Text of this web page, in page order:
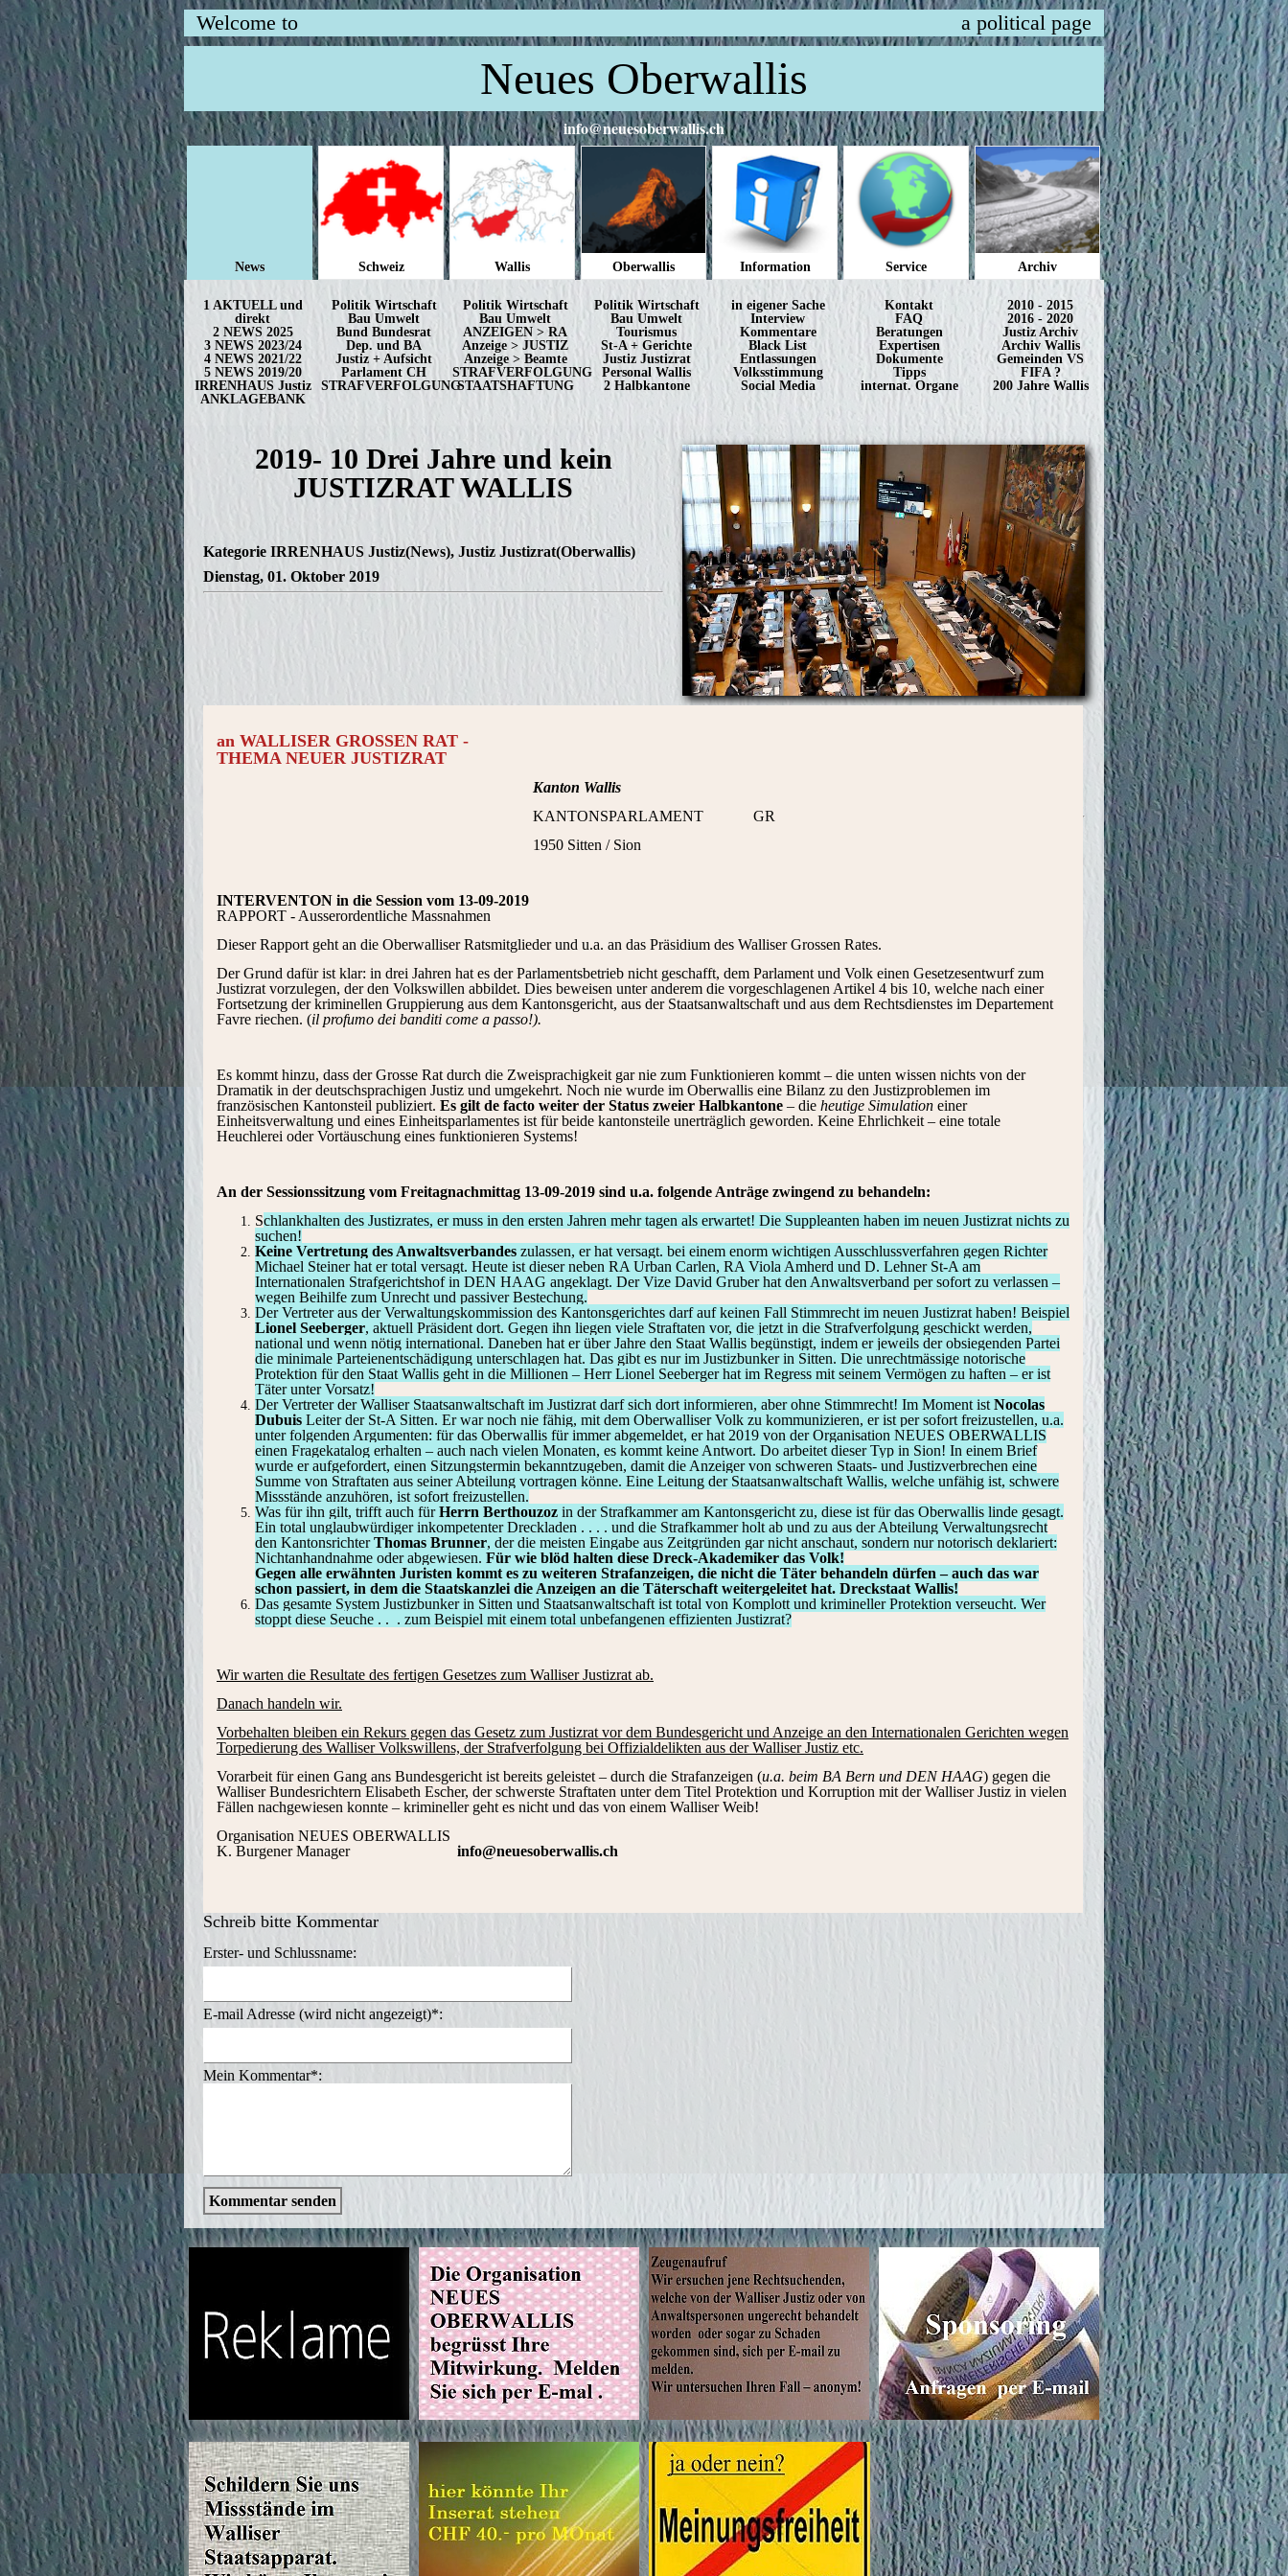
Welcome to a political page
Neues Oberwallis
info@neuesoberwallis.ch
News Schweiz Wallis Oberwallis Information Service Archiv
1 AKTUELL und
direkt
2 NEWS 2025
3 NEWS 2023/24
4 NEWS 2021/22
5 NEWS 2019/20
IRRENHAUS Justiz
ANKLAGEBANK
Politik Wirtschaft
Bau Umwelt
Bund Bundesrat
Dep. und BA
Justiz + Aufsicht
Parlament CH
STRAFVERFOLGUNG
Politik Wirtschaft
Bau Umwelt
ANZEIGEN > RA
Anzeige > JUSTIZ
Anzeige > Beamte
STRAFVERFOLGUNG
STAATSHAFTUNG
Politik Wirtschaft
Bau Umwelt
Tourismus
St-A + Gerichte
Justiz Justizrat
Personal Wallis
2 Halbkantone
in eigener Sache
Interview
Kommentare
Black List
Entlassungen
Volksstimmung
Social Media
Kontakt
FAQ
Beratungen
Expertisen
Dokumente
Tipps
internat. Organe
2010 - 2015
2016 - 2020
Justiz Archiv
Archiv Wallis
Gemeinden VS
FIFA ?
200 Jahre Wallis
2019- 10 Drei Jahre und kein
JUSTIZRAT WALLIS
Kategorie IRRENHAUS Justiz(News), Justiz Justizrat(Oberwallis)
Dienstag, 01. Oktober 2019
an WALLISER GROSSEN RAT -
THEMA NEUER JUSTIZRAT
Kanton Wallis
KANTONSPARLAMENT GR
1950 Sitten / Sion
INTERVENTON in die Session vom 13-09-2019
RAPPORT - Ausserordentliche Massnahmen
Dieser Rapport geht an die Oberwalliser Ratsmitglieder und u.a. an das Präsidium des Walliser Grossen Rates.
Der Grund dafür ist klar: in drei Jahren hat es der Parlamentsbetrieb nicht geschafft, dem Parlament und Volk einen Gesetzesentwurf zum
Justizrat vorzulegen, der den Volkswillen abbildet. Dies beweisen unter anderem die vorgeschlagenen Artikel 4 bis 10, welche nach einer
Fortsetzung der kriminellen Gruppierung aus dem Kantonsgericht, aus der Staatsanwaltschaft und aus dem Rechtsdienstes im Departement
Favre riechen. (il profumo dei banditi come a passo!).
Es kommt hinzu, dass der Grosse Rat durch die Zweisprachigkeit gar nie zum Funktionieren kommt – die unten wissen nichts von der
Dramatik in der deutschsprachigen Justiz und umgekehrt. Noch nie wurde im Oberwallis eine Bilanz zu den Justizproblemen im
französischen Kantonsteil publiziert. Es gilt de facto weiter der Status zweier Halbkantone – die heutige Simulation einer
Einheitsverwaltung und eines Einheitsparlamentes ist für beide kantonsteile unerträglich geworden. Keine Ehrlichkeit – eine totale
Heuchlerei oder Vortäuschung eines funktionieren Systems!
An der Sessionssitzung vom Freitagnachmittag 13-09-2019 sind u.a. folgende Anträge zwingend zu behandeln:
Schlankhalten des Justizrates, er muss in den ersten Jahren mehr tagen als erwartet! Die Suppleanten haben im neuen Justizrat nichts zu
suchen!
Keine Vertretung des Anwaltsverbandes zulassen, er hat versagt. bei einem enorm wichtigen Ausschlussverfahren gegen Richter
Michael Steiner hat er total versagt. Heute ist dieser neben RA Urban Carlen, RA Viola Amherd und D. Lehner St-A am
Internationalen Strafgerichtshof in DEN HAAG angeklagt. Der Vize David Gruber hat den Anwaltsverband per sofort zu verlassen –
wegen Beihilfe zum Unrecht und passiver Bestechung.
Der Vertreter aus der Verwaltungskommission des Kantonsgerichtes darf auf keinen Fall Stimmrecht im neuen Justizrat haben! Beispiel
Lionel Seeberger, aktuell Präsident dort. Gegen ihn liegen viele Straftaten vor, die jetzt in die Strafverfolgung geschickt werden,
national und wenn nötig international. Daneben hat er über Jahre den Staat Wallis begünstigt, indem er jeweils der obsiegenden Partei
die minimale Parteienentschädigung unterschlagen hat. Das gibt es nur im Justizbunker in Sitten. Die unrechtmässige notorische
Protektion für den Staat Wallis geht in die Millionen – Herr Lionel Seeberger hat im Regress mit seinem Vermögen zu haften – er ist
Täter unter Vorsatz!
Der Vertreter der Walliser Staatsanwaltschaft im Justizrat darf sich dort informieren, aber ohne Stimmrecht! Im Moment ist Nocolas
Dubuis Leiter der St-A Sitten. Er war noch nie fähig, mit dem Oberwalliser Volk zu kommunizieren, er ist per sofort freizustellen, u.a.
unter folgenden Argumenten: für das Oberwallis für immer abgemeldet, er hat 2019 von der Organisation NEUES OBERWALLIS
einen Fragekatalog erhalten – auch nach vielen Monaten, es kommt keine Antwort. Do arbeitet dieser Typ in Sion! In einem Brief
wurde er aufgefordert, einen Sitzungstermin bekanntzugeben, damit die Anzeiger von schweren Staats- und Justizverbrechen eine
Summe von Straftaten aus seiner Abteilung vortragen könne. Eine Leitung der Staatsanwaltschaft Wallis, welche unfähig ist, schwere
Missstände anzuhören, ist sofort freizustellen.
Was für ihn gilt, trifft auch fürHerrn Berthouzoz in der Strafkammer am Kantonsgericht zu, diese ist für das Oberwallis linde gesagt.
Ein total unglaubwürdiger inkompetenter Dreckladen . . . . und die Strafkammer holt ab und zu aus der Abteilung Verwaltungsrecht
den KantonsrichterThomas Brunner, der die meisten Eingabe aus Zeitgründen gar nicht anschaut, sondern nur notorisch deklariert:
Nichtanhandnahme oder abgewiesen. Für wie blöd halten diese Dreck-Akademiker das Volk!
Gegen alle erwähnten Juristen kommt es zu weiteren Strafanzeigen, die nicht die Täter behandeln dürfen – auch das war
schon passiert, in dem die Staatskanzlei die Anzeigen an die Täterschaft weitergeleitet hat. Dreckstaat Wallis!
Das gesamte System Justizbunker in Sitten und Staatsanwaltschaft ist total von Komplott und krimineller Protektion verseucht. Wer
stoppt diese Seuche . . . zum Beispiel mit einem total unbefangenen effizienten Justizrat?
Wir warten die Resultate des fertigen Gesetzes zum Walliser Justizrat ab.
Danach handeln wir.
Vorbehalten bleiben ein Rekurs gegen das Gesetz zum Justizrat vor dem Bundesgericht und Anzeige an den Internationalen Gerichten wegen
Torpedierung des Walliser Volkswillens, der Strafverfolgung bei Offizialdelikten aus der Walliser Justiz etc.
Vorarbeit für einen Gang ans Bundesgericht ist bereits geleistet – durch die Strafanzeigen (u.a. beim BA Bern und DEN HAAG) gegen die
Walliser Bundesrichtern Elisabeth Escher, der schwerste Straftaten unter dem Titel Protektion und Korruption mit der Walliser Justiz in vielen
Fällen nachgewiesen konnte – krimineller geht es nicht und das von einem Walliser Weib!
Organisation NEUES OBERWALLIS
K. Burgener Manager info@neuesoberwallis.ch
Schreib bitte Kommentar
Erster- und Schlussname:
E-mail Adresse (wird nicht angezeigt)*:
Mein Kommentar*:
Kommentar senden